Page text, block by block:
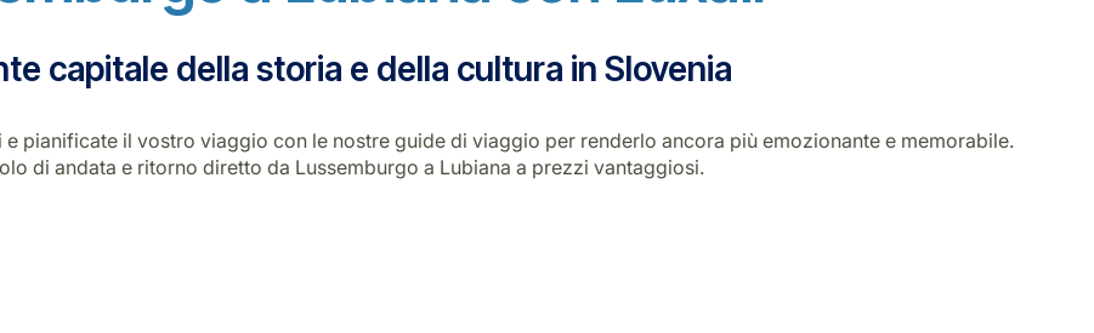
capitale della storia e della cultura in Slovenia
pianificate il vostro viaggio con le nostre guide di viaggio per renderlo ancora più emozionante e memorabile.
di andata e ritorno diretto da Lussemburgo a Lubiana a prezzi vantaggiosi.